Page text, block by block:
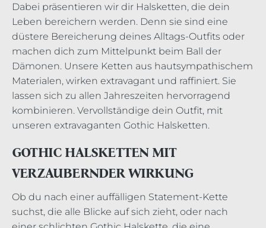
Dabei präsentieren wir dir Halsketten, die dein
Leben bereichern werden. Denn sie sind eine
düstere Bereicherung deines Alltags-Outfits oder
machen dich zum Mittelpunkt beim Ball der
Dämonen. Unsere Ketten aus hautsympathischem
Materialen, wirken extravagant und raffiniert. Sie
lassen sich zu allen Jahreszeiten hervorragend
kombinieren. Vervollständige dein Outfit, mit
unseren extravaganten Gothic Halsketten.
GOTHIC HALSKETTEN MIT
VERZAUBERNDER WIRKUNG
Ob du nach einer auffälligen Statement-Kette
suchst, die alle Blicke auf sich zieht, oder nach